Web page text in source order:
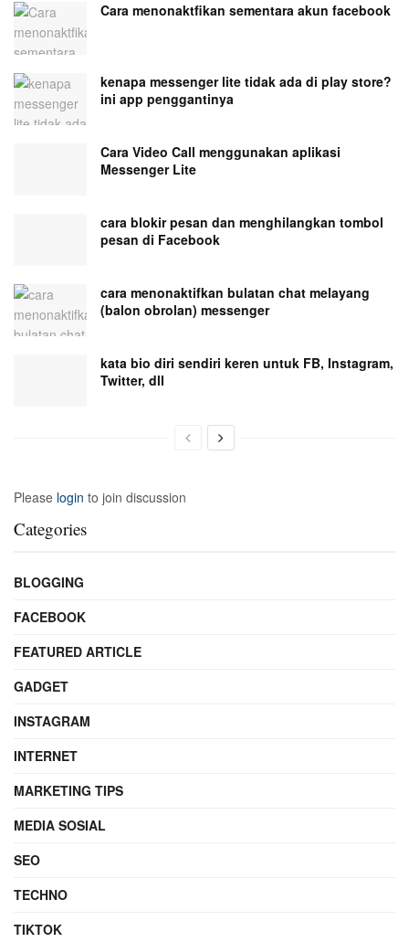
Cara menonaktfikan sementara akun facebook
kenapa messenger lite tidak ada di play store?
ini app penggantinya
Cara Video Call menggunakan aplikasi
Messenger Lite
cara blokir pesan dan menghilangkan tombol
pesan di Facebook
cara menonaktifkan bulatan chat melayang
(balon obrolan) messenger
kata bio diri sendiri keren untuk FB, Instagram,
Twitter, dll
Please login to join discussion
Categories
BLOGGING
FACEBOOK
FEATURED ARTICLE
GADGET
INSTAGRAM
INTERNET
MARKETING TIPS
MEDIA SOSIAL
SEO
TECHNO
TIKTOK